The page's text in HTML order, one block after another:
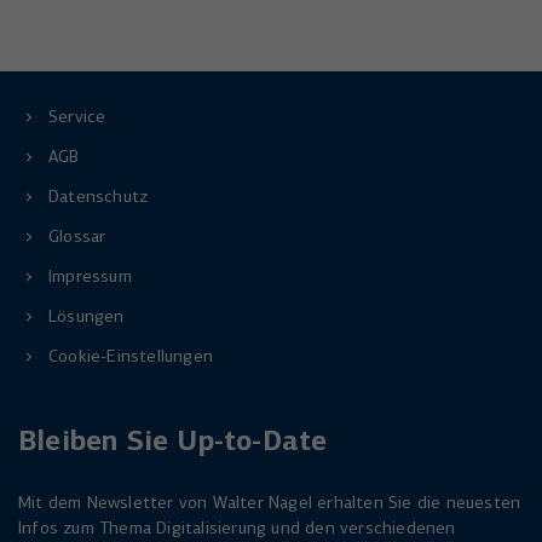
Service
AGB
Datenschutz
Glossar
Impressum
Lösungen
Cookie-Einstellungen
Bleiben Sie Up-to-Date
Mit dem Newsletter von Walter Nagel erhalten Sie die neuesten
Infos zum Thema Digitalisierung und den verschiedenen